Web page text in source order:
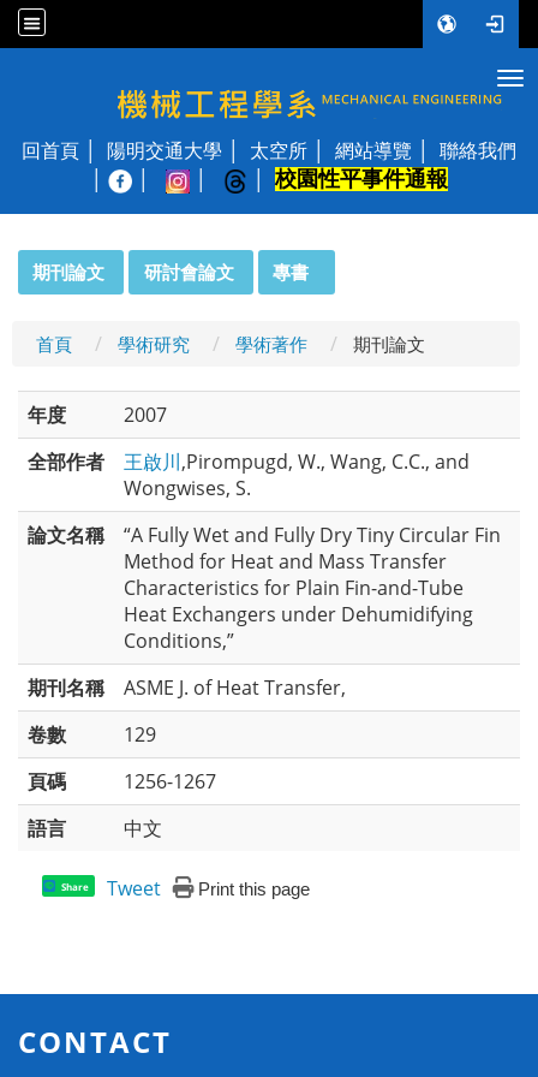
國立陽明交通大學 機械工程學系
回首頁 陽明交通大學 太空所 網站導覽
聯絡我們
校園性平事件通報
期刊論文 研討會論文 專書
首頁 學術研究 學術著作 期刊論文
年度
2007
全部作者
王啟川,Pirompugd, W., Wang, C.C., and
Wongwises, S.
論文名稱
“A Fully Wet and Fully Dry Tiny Circular Fin
Method for Heat and Mass Transfer
Characteristics for Plain Fin-and-Tube
Heat Exchangers under Dehumidifying
Conditions,”
期刊名稱
ASME J. of Heat Transfer,
卷數
129
頁碼
1256-1267
語言
中文
Share Tweet Print this page
CONTACT